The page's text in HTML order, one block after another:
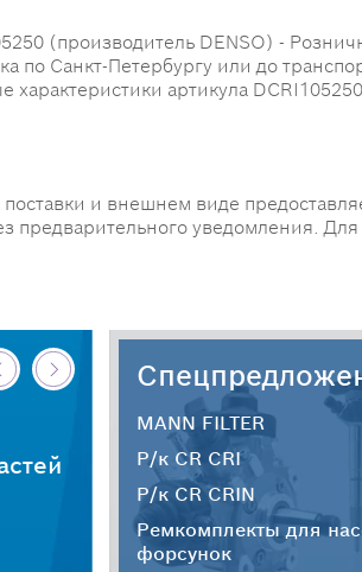
(производитель DENSO) -
по Санкт-Петербургу или до
характеристики артикула
и внешнем виде
уведомления.
MANN FILTER
Р/к CR CRI
Р/к CR CRIN
Ремкомплекты для
форсунок